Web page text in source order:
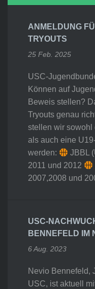
ANMELDUNG
TRYOUTS
25 Feb. 2025
USC-
Können auf
Beweis stellen?
Tryouts genau
stellen wir sowohl
als auch eine
werden:
JBBL
2011 und 2012
2007,2008 und
USC-
BENNEFELD IM
6 Aug. 2023
Nevio Bennefeld,
USC, ist aktuell